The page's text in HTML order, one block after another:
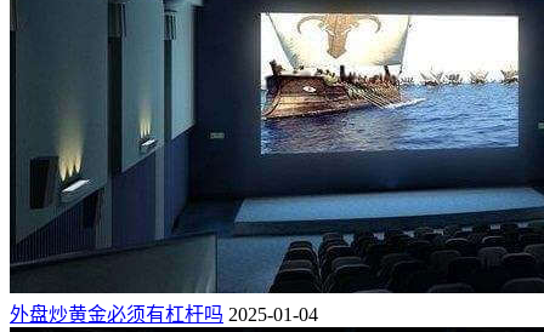
外盘炒黄金必须有杠杆吗 2025-01-04